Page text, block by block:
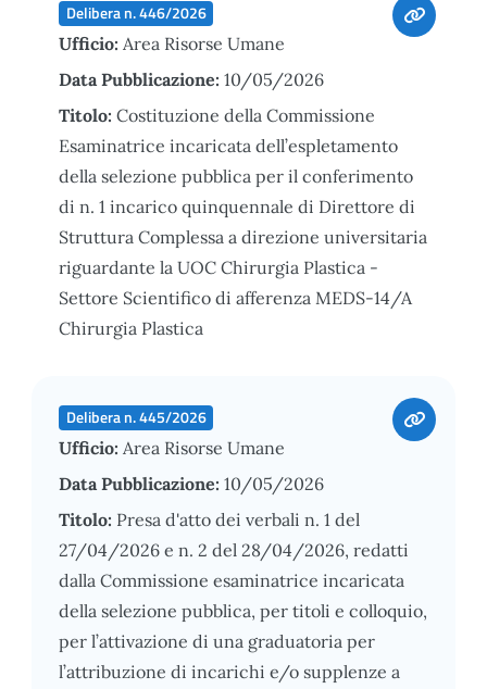
Delibera n. 446/2026
Ufficio: Area Risorse Umane
Data Pubblicazione: 10/05/2026
Titolo: Costituzione della Commissione
Esaminatrice incaricata dell’espletamento
della selezione pubblica per il conferimento
di n. 1 incarico quinquennale di Direttore di
Struttura Complessa a direzione universitaria
riguardante la UOC Chirurgia Plastica -
Settore Scientifico di afferenza MEDS-14/A
Chirurgia Plastica
Delibera n. 445/2026
Ufficio: Area Risorse Umane
Data Pubblicazione: 10/05/2026
Titolo: Presa d'atto dei verbali n. 1 del
27/04/2026 e n. 2 del 28/04/2026, redatti
dalla Commissione esaminatrice incaricata
della selezione pubblica, per titoli e colloquio,
per l’attivazione di una graduatoria per
l’attribuzione di incarichi e/o supplenze a